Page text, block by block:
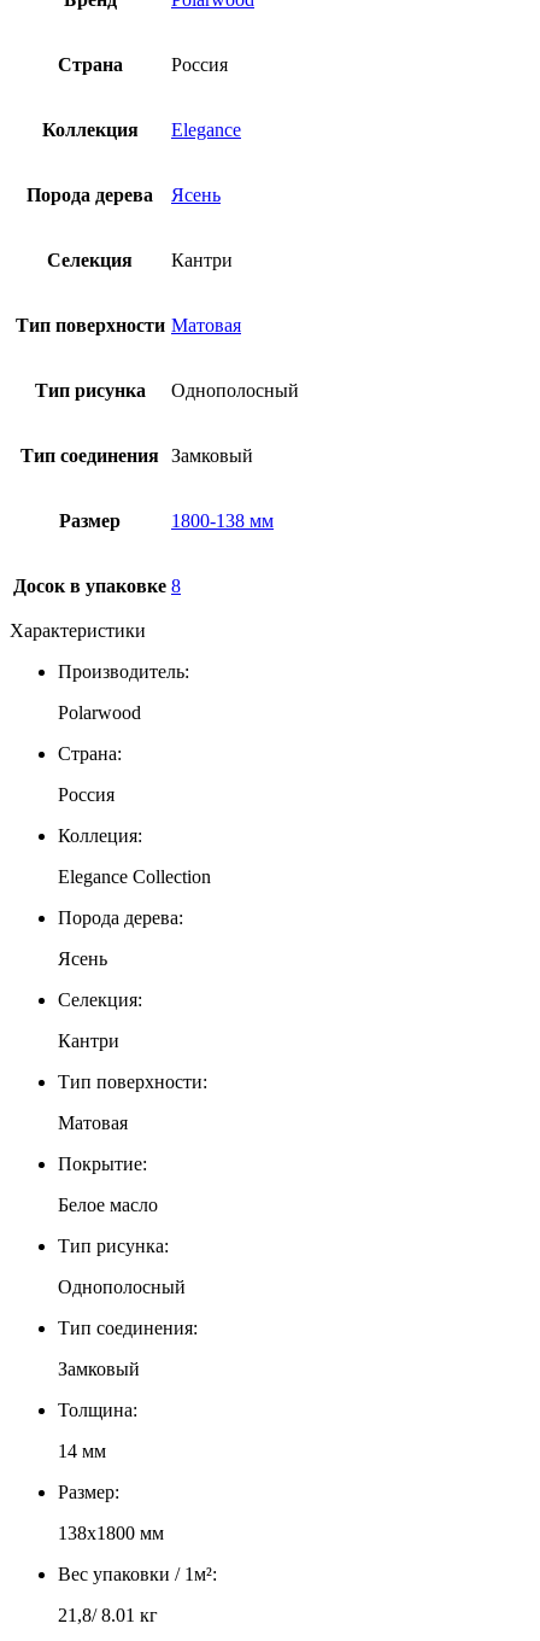
Страна Россия
Коллекция Elegance
Порода дерева Ясень
Селекция Кантри
Тип поверхности Матовая
Тип рисунка Однополосный
Тип соединения Замковый
Размер 1800-138 мм
Досок в упаковке 8
Характеристики
Производитель:
Polarwood
Страна:
Россия
Коллеция:
Elegance Collection
Порода дерева:
Ясень
Селекция:
Кантри
Тип поверхности:
Матовая
Покрытие:
Белое масло
Тип рисунка:
Однополосный
Тип соединения:
Замковый
Толщина:
14 мм
Размер:
138х1800 мм
Вес упаковки / 1м²:
21,8/ 8.01 кг